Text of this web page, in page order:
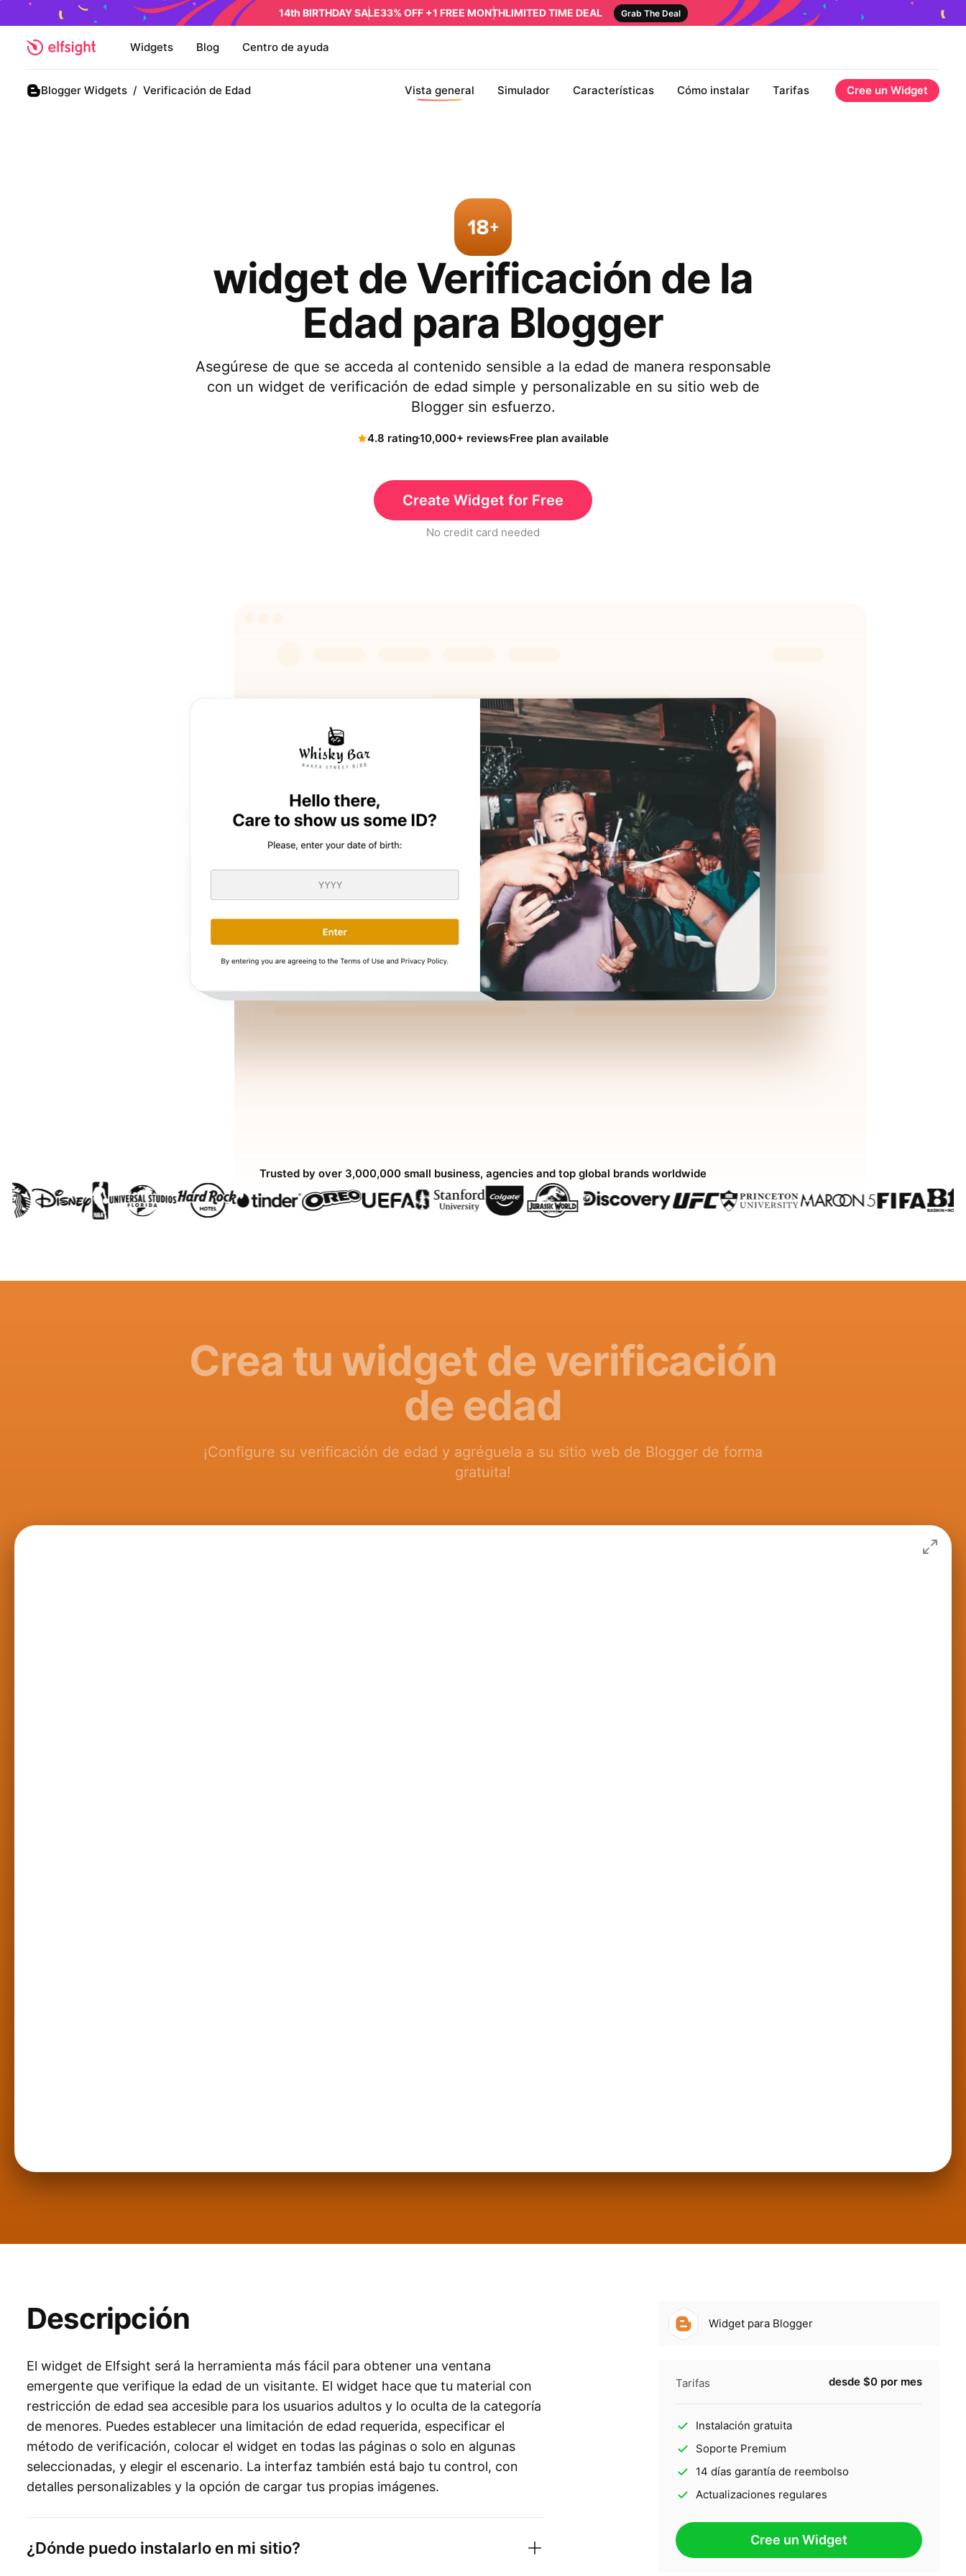
14th BIRTHDAY SALE33% OFF +1 FREE MONTHLIMITED TIME DEAL Grab The Deal
Widgets Blog Centro de ayuda
Blogger Widgets / Verificación de Edad Vista general Simulador Características Cómo instalar Tarifas Cree un Widget
widget de Verificación de la
Edad para Blogger
Asegúrese de que se acceda al contenido sensible a la edad de manera responsable
con un widget de verificación de edad simple y personalizable en su sitio web de
Blogger sin esfuerzo.
4.8 rating10,000+ reviewsFree plan available
Create Widget for Free
No credit card needed
Trusted by over 3,000,000 small business, agencies and top global brands worldwide
Crea tu widget de verificación
de edad
¡Configure su verificación de edad y agréguela a su sitio web de Blogger de forma
gratuita!
Descripción
El widget de Elfsight será la herramienta más fácil para obtener una ventana
emergente que verifique la edad de un visitante. El widget hace que tu material con
restricción de edad sea accesible para los usuarios adultos y lo oculta de la categoría
de menores. Puedes establecer una limitación de edad requerida, especificar el
método de verificación, colocar el widget en todas las páginas o solo en algunas
seleccionadas, y elegir el escenario. La interfaz también está bajo tu control, con
detalles personalizables y la opción de cargar tus propias imágenes.
¿Dónde puedo instalarlo en mi sitio?
Widget para Blogger
Tarifas desde $0 por mes
Instalación gratuita
Soporte Premium
14 días garantía de reembolso
Actualizaciones regulares
Cree un Widget